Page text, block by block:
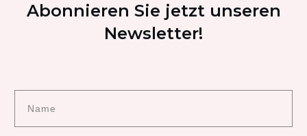
Abonnieren Sie jetzt unseren
Newsletter!